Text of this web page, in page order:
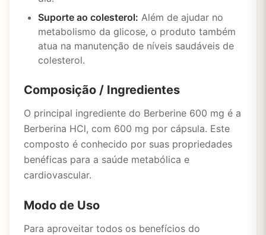
Suporte ao colesterol: Além de ajudar no
metabolismo da glicose, o produto também
atua na manutenção de níveis saudáveis de
colesterol.
Composição / Ingredientes
O principal ingrediente do Berberine 600 mg é a
Berberina HCl, com 600 mg por cápsula. Este
composto é conhecido por suas propriedades
benéficas para a saúde metabólica e
cardiovascular.
Modo de Uso
Para aproveitar todos os benefícios do